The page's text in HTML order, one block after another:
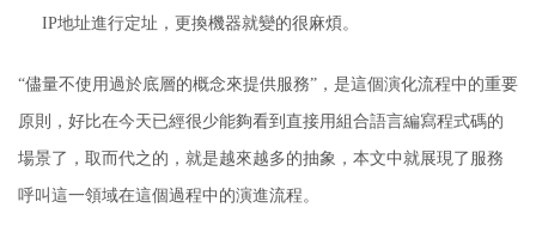
IP地址進行定址，更換機器就變的很麻煩。
“儘量不使用過於底層的概念來提供服務”，是這個演化流程中的重要
原則，好比在今天已經很少能夠看到直接用組合語言編寫程式碼的
場景了，取而代之的，就是越來越多的抽象，本文中就展現了服務
呼叫這一領域在這個過程中的演進流程。